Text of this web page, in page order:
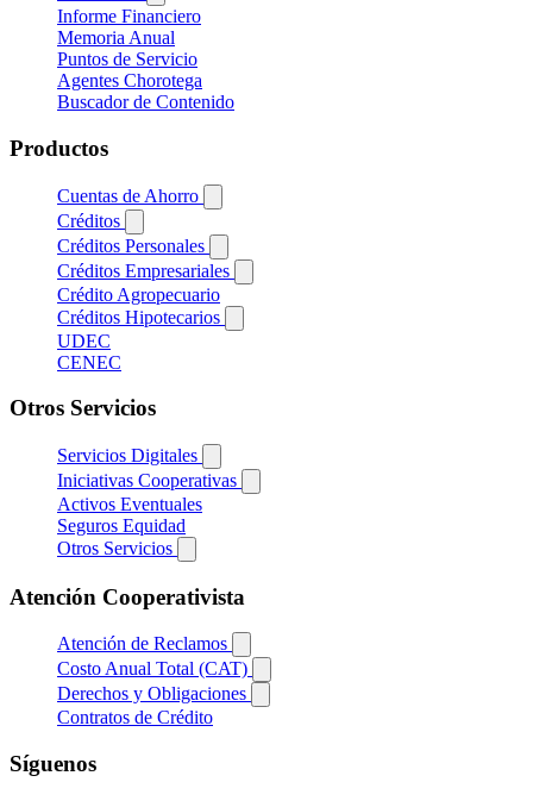
Informe Financiero
Memoria Anual
Puntos de Servicio
Agentes Chorotega
Buscador de Contenido
Productos
Cuentas de Ahorro
Créditos
Créditos Personales
Créditos Empresariales
Crédito Agropecuario
Créditos Hipotecarios
UDEC
CENEC
Otros Servicios
Servicios Digitales
Iniciativas Cooperativas
Activos Eventuales
Seguros Equidad
Otros Servicios
Atención Cooperativista
Atención de Reclamos
Costo Anual Total (CAT)
Derechos y Obligaciones
Contratos de Crédito
Síguenos